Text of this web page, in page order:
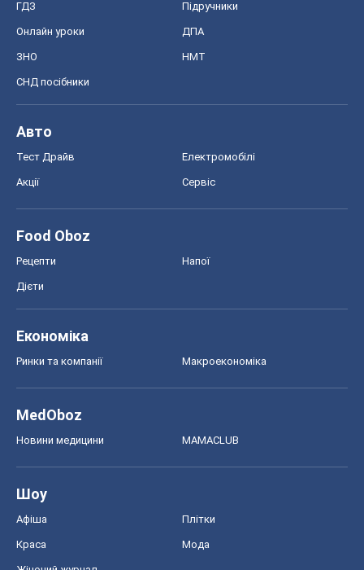
ГДЗ Підручники
Онлайн уроки ДПА
ЗНО НМТ
СНД посібники
Авто
Тест Драйв Електромобілі
Акції Сервіс
Food Oboz
Рецепти Напої
Дієти
Економіка
Ринки та компанії Макроекономіка
MedOboz
Новини медицини MAMACLUB
Шоу
Афіша Плітки
Краса Мода